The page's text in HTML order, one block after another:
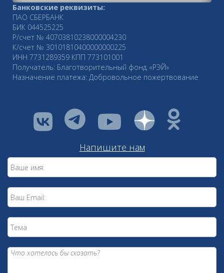
Банковские реквизиты:
ПАО СБЕРБАНК
БИК 044525225
Р/счет № 40703810238000004230
К/счет № 30101810400000000225
ИНН 7731289359 КПП 773101001
Получатель: Благотворительный фонд «РЭЙ»
Назначение платежа: Добровольное пожертвование
vkontakte youtube
Напишите нам